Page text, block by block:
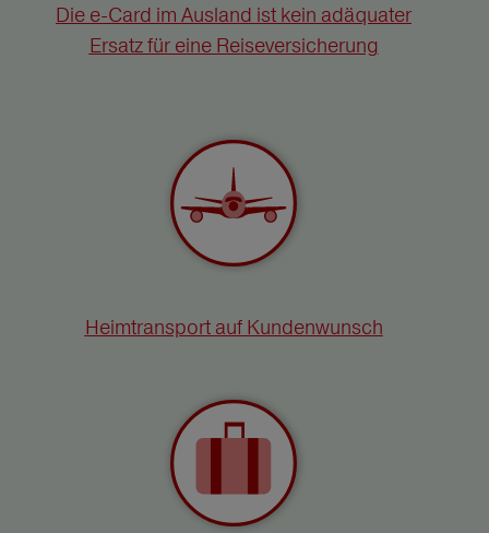
Die e-Card im Ausland ist kein adäquater
Ersatz für eine Reiseversicherung
Heimtransport auf Kundenwunsch